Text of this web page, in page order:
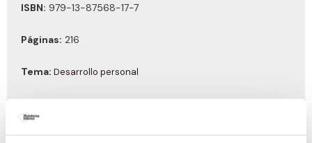
ISBN: 979-13-87568-17-7
Páginas: 216
Tema: Desarrollo personal
Año de publicación:Febrero 2025